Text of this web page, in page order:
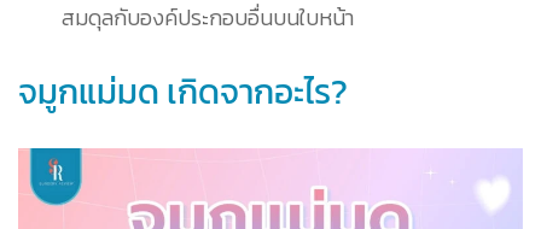
สมดุลกับองค์ประกอบอื่นบนใบหน้า
จมูกแม่มด เกิดจากอะไร?